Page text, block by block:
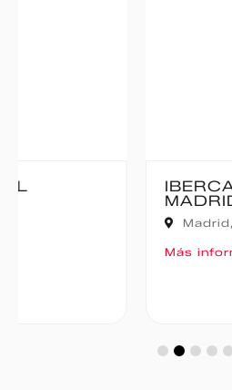
IBERCAJA MADRID
MADRID – 10K